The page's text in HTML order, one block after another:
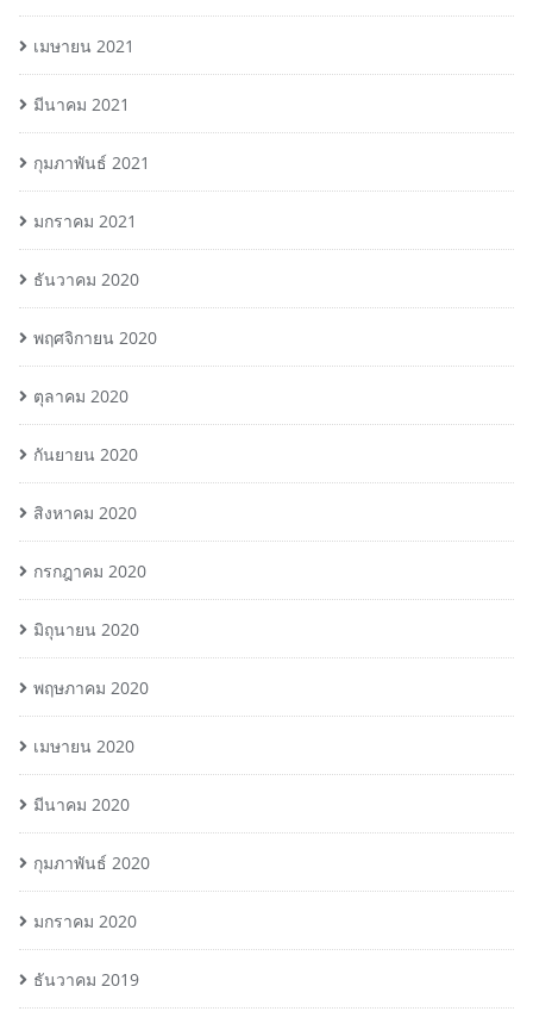
เมษายน 2021
มีนาคม 2021
กุมภาพันธ์ 2021
มกราคม 2021
ธันวาคม 2020
พฤศจิกายน 2020
ตุลาคม 2020
กันยายน 2020
สิงหาคม 2020
กรกฎาคม 2020
มิถุนายน 2020
พฤษภาคม 2020
เมษายน 2020
มีนาคม 2020
กุมภาพันธ์ 2020
มกราคม 2020
ธันวาคม 2019